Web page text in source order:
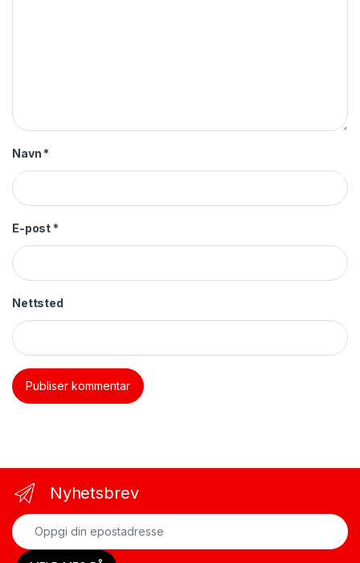
Navn *
E-post *
Nettsted
Nyhetsbrev